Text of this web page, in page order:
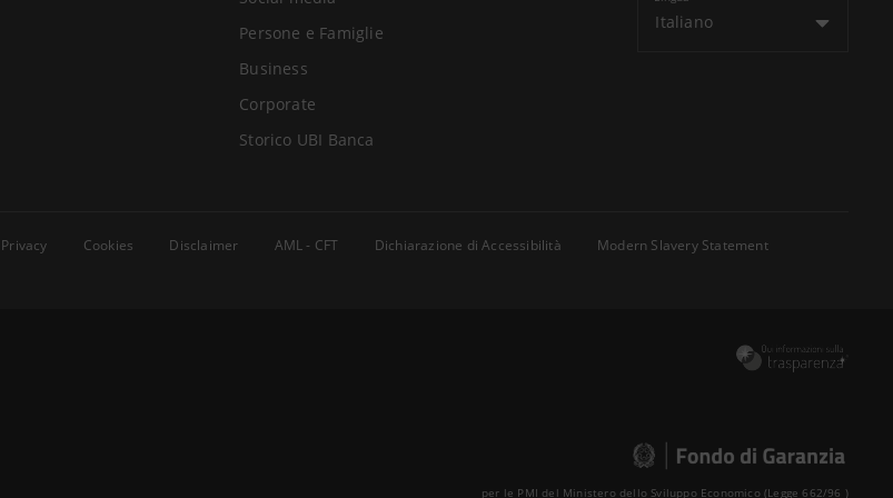
Persone e Famiglie
Business
Corporate
Storico UBI Banca
Italiano
Privacy Cookies Disclaimer AML - CFT Dichiarazione di Accessibilità
Modern Slavery Statement
per le PMI del Ministero dello Sviluppo Economico (Legge 662/96 )